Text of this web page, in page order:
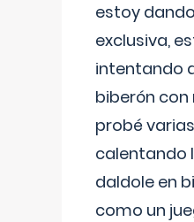
estoy
exclusiva,
intentando
biberón con
probé
calentando
daldole en
como un